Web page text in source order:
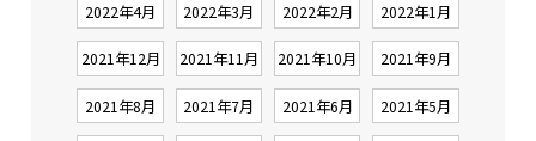
2022年4月 2022年3月 2022年2月 2022年1月
2021年12月 2021年11月 2021年10月 2021年9月
2021年8月 2021年7月 2021年6月 2021年5月